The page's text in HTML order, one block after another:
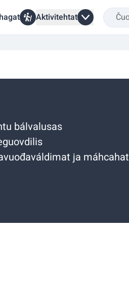
Aktivitehtat
bálvalusas
ja máhcahat